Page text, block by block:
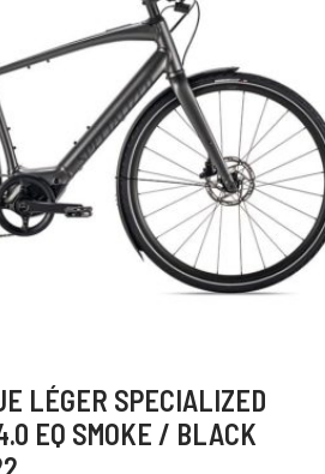
LÉGER SPECIALIZED
EQ SMOKE / BLACK